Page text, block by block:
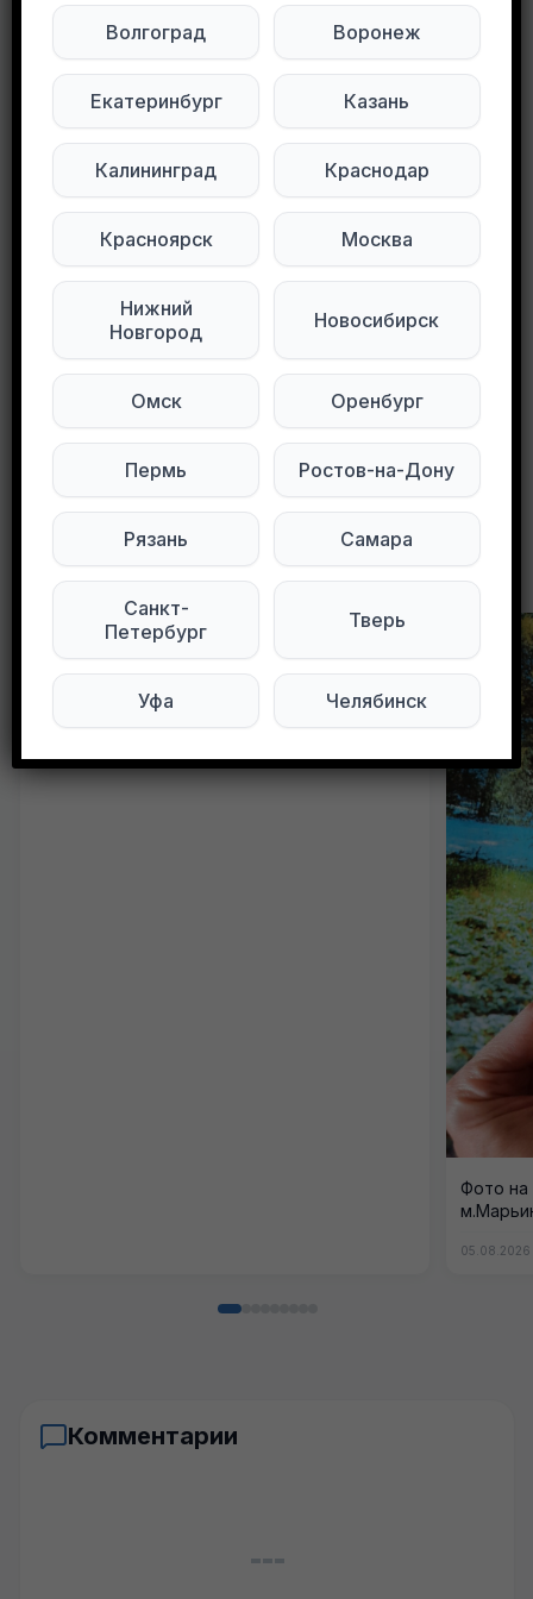
Будьте внимательны. Не переходите по ссылкам, если вам предлагают в личной переписке с дарителем оплаты доставки, брони, предоплаты или установки стороннего приложения, удалите переписку и заблокируйте пользователя. Обо всех таких постах сообщайте
Отдам вещи на девочку от 2-3,5 г. 92-104
Книжки, игрушки. Б/у. г. Мытищи
Подписывайтесь на нас в социальных
сетях:
Мы в Max Мы в Telegram
Мы в ВКонтакте
102 просмотров
Другие объявления в этом городе
Фото на
05.08.2026
Комментарии
Волгоград Воронеж
Екатеринбург Казань
Калининград Краснодар
Красноярск Москва
Нижний
Новгород
Новосибирск
Омск Оренбург
Пермь Ростов-на-Дону
Рязань Самара
Санкт-
Петербург
Тверь
Уфа Челябинск